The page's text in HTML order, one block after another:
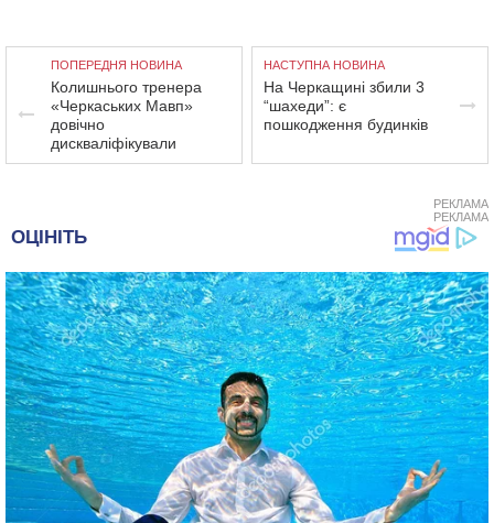
ПОПЕРЕДНЯ НОВИНА
Колишнього тренера
«Черкаських Мавп»
довічно
дискваліфікували
НАСТУПНА НОВИНА
На Черкащині збили 3
“шахеди”: є
пошкодження будинків
РЕКЛАМА
РЕКЛАМА